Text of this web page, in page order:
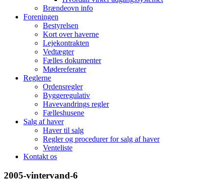
Brændeovn info
Foreningen
Bestyrelsen
Kort over haverne
Lejekontrakten
Vedtægter
Fælles dokumenter
Mødereferater
Reglerne
Ordensregler
Byggeregulativ
Havevandrings regler
Fælleshusene
Salg af haver
Haver til salg
Regler og procedurer for salg af haver
Venteliste
Kontakt os
2005-vintervand-6